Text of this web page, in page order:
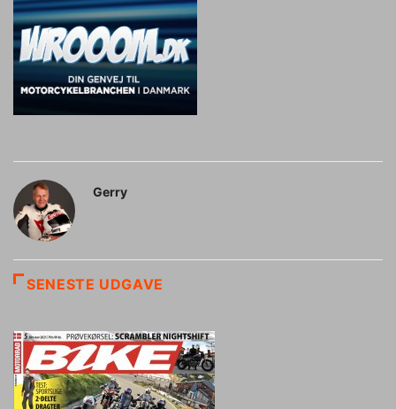
Gerry
SENESTE UDGAVE